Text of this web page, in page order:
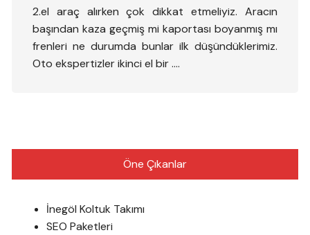
2.el araç alırken çok dikkat etmeliyiz. Aracın
başından kaza geçmiş mi kaportası boyanmış mı
frenleri ne durumda bunlar ilk düşündüklerimiz.
Oto ekspertizler ikinci el bir ….
Öne Çıkanlar
İnegöl Koltuk Takımı
SEO Paketleri